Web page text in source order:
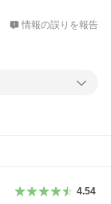
情報の誤りを報告
4.54